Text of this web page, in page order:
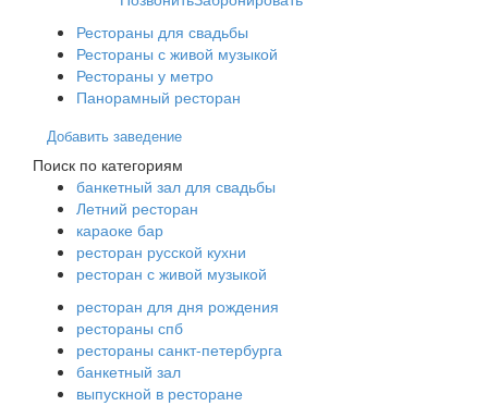
Рестораны для свадьбы
Рестораны с живой музыкой
Рестораны у метро
Панорамный ресторан
Добавить заведение
Поиск по категориям
банкетный зал для свадьбы
Летний ресторан
караоке бар
ресторан русской кухни
ресторан с живой музыкой
ресторан для дня рождения
рестораны спб
рестораны санкт-петербурга
банкетный зал
выпускной в ресторане